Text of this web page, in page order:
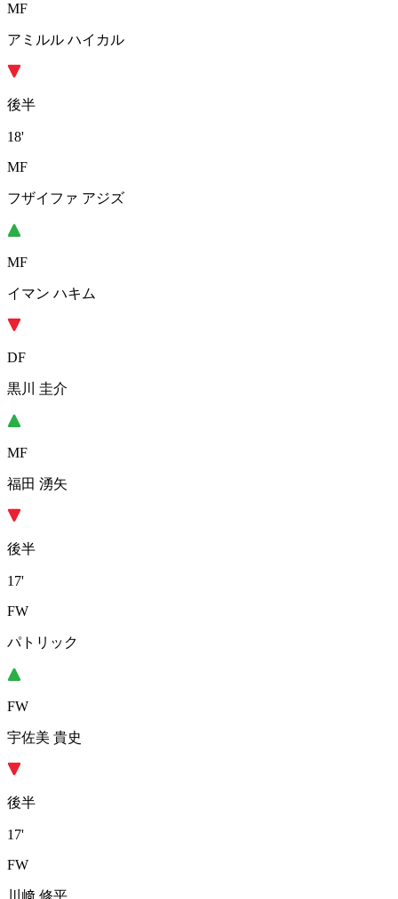
MF
アミルル ハイカル
後半
18'
MF
フザイファ アジズ
MF
イマン ハキム
DF
黒川 圭介
MF
福田 湧矢
後半
17'
FW
パトリック
FW
宇佐美 貴史
後半
17'
FW
川﨑 修平